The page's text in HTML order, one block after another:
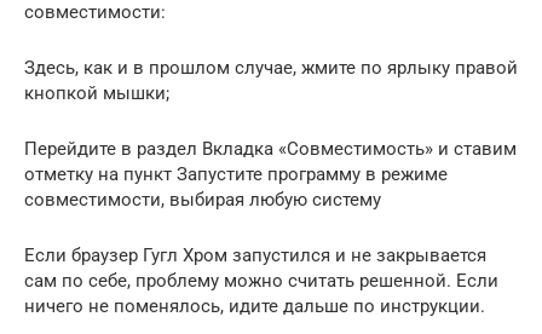
совместимости:
Здесь, как и в прошлом случае, жмите по ярлыку правой
кнопкой мышки;
Перейдите в раздел Вкладка «Совместимость» и ставим
отметку на пункт Запустите программу в режиме
совместимости, выбирая любую систему
Если браузер Гугл Хром запустился и не закрывается
сам по себе, проблему можно считать решенной. Если
ничего не поменялось, идите дальше по инструкции.